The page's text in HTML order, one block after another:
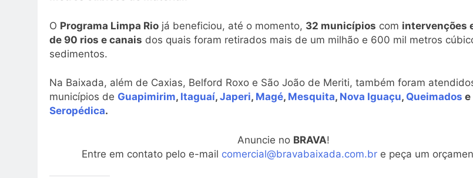
O Programa Limpa Rio já beneficiou, até o momento, 32 municípios com intervenções
de 90 rios e canais dos quais foram retirados mais de um milhão e 600 mil metros
sedimentos.
Na Baixada, além de Caxias, Belford Roxo e São João de Meriti, também foram
municípios de Guapimirim, Itaguaí, Japeri, Magé, Mesquita, Nova Iguaçu, Queimados e
Seropédica.
Anuncie no BRAVA!
Entre em contato pelo e-mail comercial@bravabaixada.com.bre peça um